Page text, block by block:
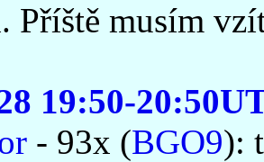
Příště musím
19:50-
- 93x (BGO9):